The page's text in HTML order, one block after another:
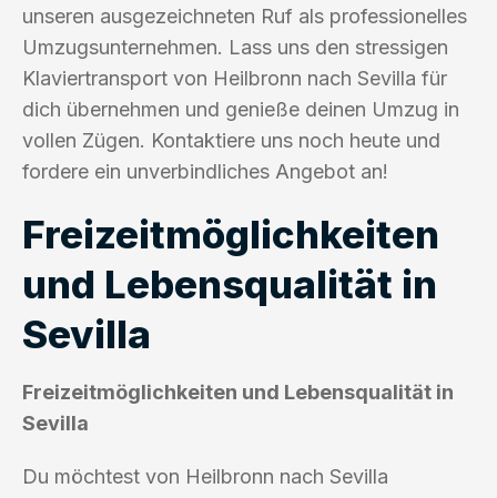
unseren ausgezeichneten Ruf als professionelles
Umzugsunternehmen. Lass uns den stressigen
Klaviertransport von Heilbronn nach Sevilla für
dich übernehmen und genieße deinen Umzug in
vollen Zügen. Kontaktiere uns noch heute und
fordere ein unverbindliches Angebot an!
Freizeitmöglichkeiten
und Lebensqualität in
Sevilla
Freizeitmöglichkeiten und Lebensqualität in
Sevilla
Du möchtest von Heilbronn nach Sevilla